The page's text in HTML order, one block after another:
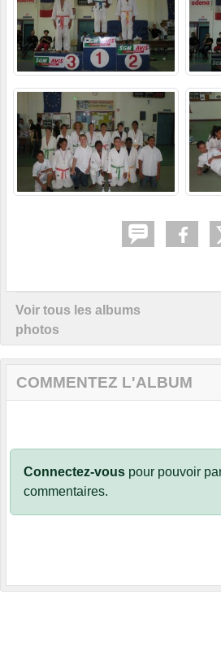
Voir tous les albums
photos
COMMENTEZ L'ALBUM
Connectez-vous pour pouvoir
commentaires.